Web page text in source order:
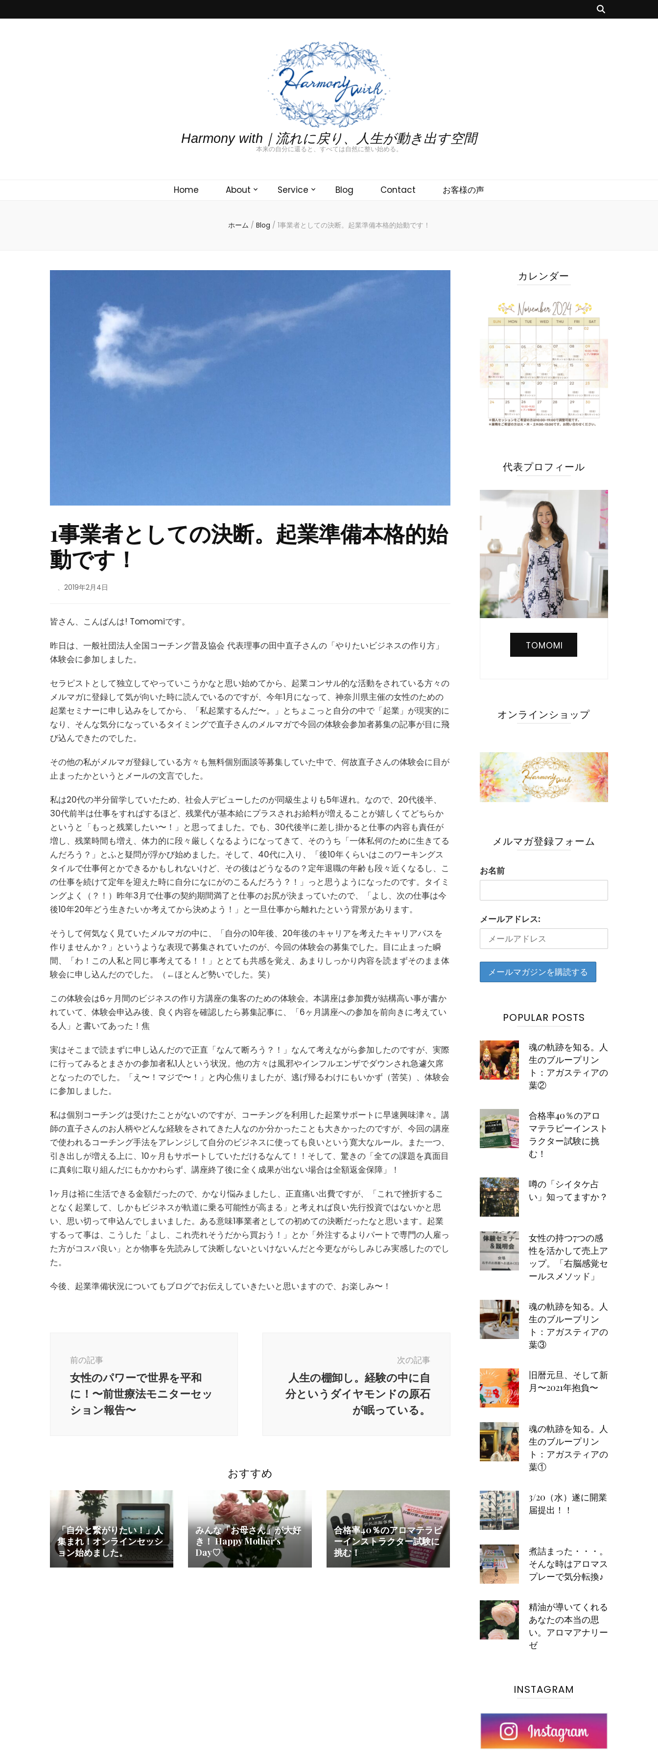
Harmony with｜流れに戻り、人生が動き出す空間
本来の自分に還ると、すべては自然に整い始める。
Home About Service Blog Contact お客様の声
ホーム / Blog / 1事業者としての決断。起業準備本格的始動です！
1事業者としての決断。起業準備本格的始
動です！
、 2019年2月4日
皆さん、こんばんは! Tomomiです。
昨日は、一般社団法人全国コーチング普及協会 代表理事の田中直子さんの「やりたいビジネスの作り方」
体験会に参加しました。
セラピストとして独立してやっていこうかなと思い始めてから、起業コンサル的な活動をされている方々の
メルマガに登録して気が向いた時に読んでいるのですが、今年1月になって、神奈川県主催の女性のための
起業セミナーに申し込みをしてから、「私起業するんだ〜。」とちょこっと自分の中で「起業」が現実的に
なり、そんな気分になっているタイミングで直子さんのメルマガで今回の体験会参加者募集の記事が目に飛
び込んできたのでした。
その他の私がメルマガ登録している方々も無料個別面談等募集していた中で、何故直子さんの体験会に目が
止まったかというとメールの文言でした。
私は20代の半分留学していたため、社会人デビューしたのが同級生よりも5年遅れ。なので、20代後半、
30代前半は仕事をすればするほど、残業代が基本給にプラスされお給料が増えることが嬉しくてどちらか
というと「もっと残業したい〜！」と思ってました。でも、30代後半に差し掛かると仕事の内容も責任が
増し、残業時間も増え、体力的に段々厳しくなるようになってきて、そのうち「一体私何のために生きてる
んだろう？」とふと疑問が浮かび始めました。そして、40代に入り、「後10年くらいはこのワーキングス
タイルで仕事何とかできるかもしれないけど、その後はどうなるの？定年退職の年齢も段々近くなるし、こ
の仕事を続けて定年を迎えた時に自分になにがのこるんだろう？！」っと思うようになったのです。タイミ
ングよく（？！）昨年3月で仕事の契約期間満了と仕事のお尻が決まっていたので、「よし、次の仕事は今
後10年20年どう生きたいか考えてから決めよう！」と一旦仕事から離れたという背景があります。
そうして何気なく見ていたメルマガの中に、「自分の10年後、20年後のキャリアを考えたキャリアパスを
作りませんか？」というような表現で募集されていたのが、今回の体験会の募集でした。目に止まった瞬
間、「わ！この人私と同じ事考えてる！！」ととても共感を覚え、あまりしっかり内容を読まずそのまま体
験会に申し込んだのでした。（←ほとんど勢いでした。笑）
この体験会は6ヶ月間のビジネスの作り方講座の集客のための体験会。本講座は参加費が結構高い事が書か
れていて、体験会申込み後、良く内容を確認したら募集記事に、「6ヶ月講座への参加を前向きに考えてい
る人」と書いてあった！焦
実はそこまで読まずに申し込んだので正直「なんて断ろう？！」なんて考えながら参加したのですが、実際
に行ってみるとまさかの参加者私1人という状況。他の方々は風邪やインフルエンザでダウンされ急遽欠席
となったのでした。「え〜！マジで〜！」と内心焦りましたが、逃げ帰るわけにもいかず（苦笑）、体験会
に参加しました。
私は個別コーチングは受けたことがないのですが、コーチングを利用した起業サポートに早速興味津々。講
師の直子さんのお人柄やどんな経験をされてきた人なのか分かったことも大きかったのですが、今回の講座
で使われるコーチング手法をアレンジして自分のビジネスに使っても良いという寛大なルール。また一つ、
引き出しが増える上に、10ヶ月もサポートしていただけるなんて！！そして、驚きの「全ての課題を真面目
に真剣に取り組んだにもかかわらず、講座終了後に全く成果が出ない場合は全額返金保障」！
1ヶ月は裕に生活できる金額だったので、かなり悩みましたし、正直痛い出費ですが、「これで挫折するこ
となく起業して、しかもビジネスが軌道に乗る可能性が高まる」と考えれば良い先行投資ではないかと思
い、思い切って申込んでしまいました。ある意味1事業者としての初めての決断だったなと思います。起業
するって事は、こうした「よし、これ売れそうだから買おう！」とか「外注するよりパートで専門の人雇っ
た方がコスパ良い」とか物事を先読みして決断しないといけないんだと今更ながらしみじみ実感したのでし
た。
今後、起業準備状況についてもブログでお伝えしていきたいと思いますので、お楽しみ〜！
前の記事
女性のパワーで世界を平和
に！〜前世療法モニターセッ
ション報告〜
次の記事
人生の棚卸し。経験の中に自
分というダイヤモンドの原石
が眠っている。
おすすめ
「自分と繋がりたい！」人
集まれ！オンラインセッシ
ョン始めました。
みんな「お母さん」が大好
き！ Happy Mother’s
Day♡
合格率40％のアロマテラピ
ーインストラクター試験に
挑む！
カレンダー
代表プロフィール
TOMOMI
オンラインショップ
メルマガ登録フォーム
お名前
メールアドレス:
POPULAR POSTS
魂の軌跡を知る。人
生のブループリン
ト：アガスティアの
葉②
合格率40％のアロ
マテラピーインスト
ラクター試験に挑
む！
噂の「シイタケ占
い」知ってますか？
女性の持つ7つの感
性を活かして売上ア
ップ。「右脳感覚セ
ールスメソッド」
魂の軌跡を知る。人
生のブループリン
ト：アガスティアの
葉③
旧暦元旦、そして新
月〜2021年抱負〜
魂の軌跡を知る。人
生のブループリン
ト：アガスティアの
葉①
3/20（水）遂に開業
届提出！！
煮詰まった・・・。
そんな時はアロマス
プレーで気分転換♪
精油が導いてくれる
あなたの本当の思
い。アロマアナリー
ゼ
INSTAGRAM